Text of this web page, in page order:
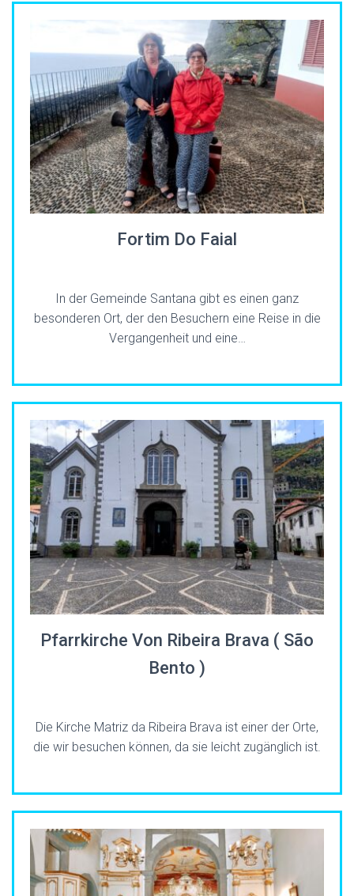
Fortim Do Faial
In der Gemeinde Santana gibt es einen ganz
besonderen Ort, der den Besuchern eine Reise in die
Vergangenheit und eine…
Pfarrkirche Von Ribeira Brava ( São
Bento )
Die Kirche Matriz da Ribeira Brava ist einer der Orte,
die wir besuchen können, da sie leicht zugänglich ist.